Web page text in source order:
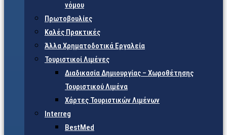
νόμου
Πρωτοβουλίες
Καλές Πρακτικές
Άλλα Χρηματοδοτικά Εργαλεία
Τουριστικοί Λιμένες
Διαδικασία Δημιουργίας – Χωροθέτησης
Τουριστικού Λιμένα
Χάρτες Τουριστικών Λιμένων
Interreg
BestMed